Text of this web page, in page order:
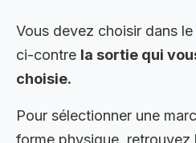
Vous devez choisir dans
ci-contre la sortie qui
choisie.
Pour sélectionner une
forme physique,